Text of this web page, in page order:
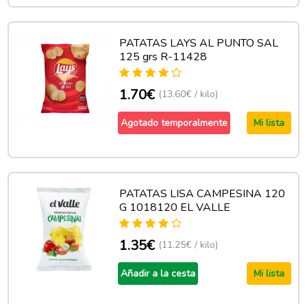
PATATAS LAYS AL PUNTO SAL
125 grs R-11428
1.70€ (13.60€ / kilo)
Agotado temporalmente Mi lista
PATATAS LISA CAMPESINA 120
G 1018120 EL VALLE
1.35€ (11.25€ / kilo)
Añadir a la cesta Mi lista